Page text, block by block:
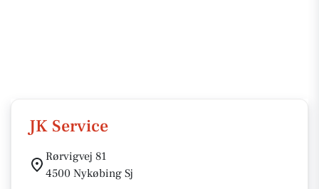
JK Service
Rørvigvej 81
4500 Nykøbing Sj